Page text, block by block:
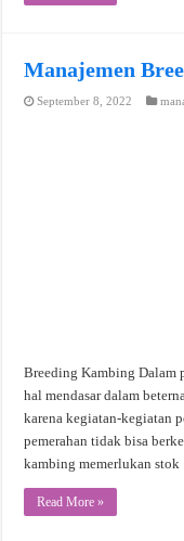
Manajemen
September 8, 2022
Breeding Kambing Dalam
hal mendasar dalam
karena kegiatan-kegiatan
pemerahan tidak bisa
kambing memerlukan
Read More »